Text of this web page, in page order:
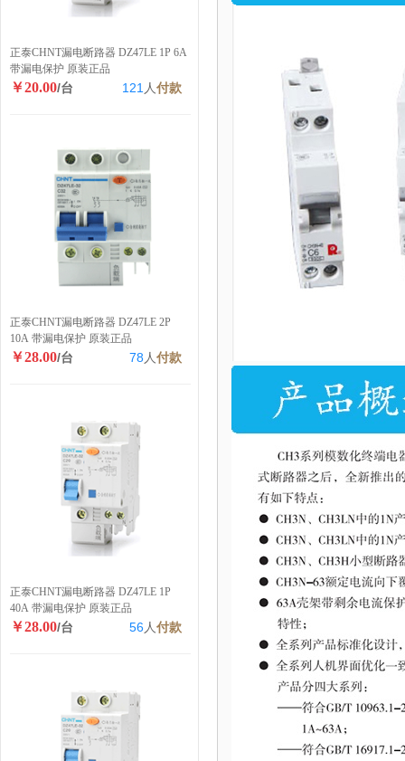
正泰CHNT漏电断路器 DZ47LE 1P 6A
带漏电保护 原装正品
￥20.00/台 121 人付款
正泰CHNT漏电断路器 DZ47LE 2P
10A 带漏电保护 原装正品
￥28.00/台 78 人付款
正泰CHNT漏电断路器 DZ47LE 1P
40A 带漏电保护 原装正品
￥28.00/台 56人付款